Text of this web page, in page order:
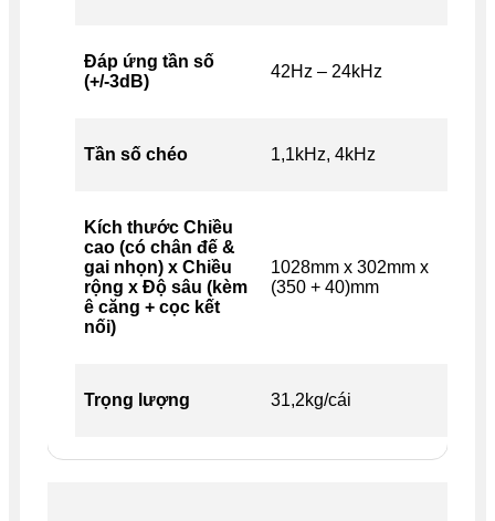
Đáp ứng tần số
(+/-3dB)
42Hz – 24kHz
Tần số chéo 1,1kHz, 4kHz
Kích thước Chiều
cao (có chân đế &
gai nhọn) x Chiều
rộng x Độ sâu (kèm
ê căng + cọc kết
nối)
1028mm x 302mm x
(350 + 40)mm
Trọng lượng 31,2kg/cái